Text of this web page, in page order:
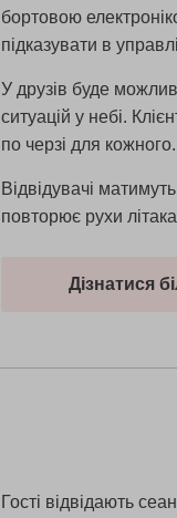
бортовою
підказувати в
У друзів буде
ситуацій у небі.
по черзі для кожного.
Відвідувачі
повторює рухи
Дізнатися
Гості відвідають